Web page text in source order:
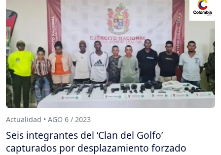
Actualidad • AGO 6 / 2023
Seis integrantes del ‘Clan del Golfo’
capturados por desplazamiento forzado